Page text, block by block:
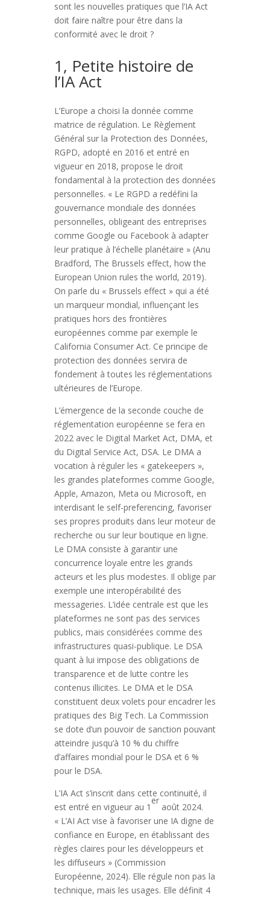
sont les nouvelles pratiques que l’IA Act
doit faire naître pour être dans la
conformité avec le droit ?
1, Petite histoire de
l’IA Act
L’Europe a choisi la donnée comme
matrice de régulation. Le Règlement
Général sur la Protection des Données,
RGPD, adopté en 2016 et entré en
vigueur en 2018, propose le droit
fondamental à la protection des données
personnelles. « Le RGPD a redéfini la
gouvernance mondiale des données
personnelles, obligeant des entreprises
comme Google ou Facebook à adapter
leur pratique à l’échelle planétaire » (Anu
Bradford, The Brussels effect, how the
European Union rules the world, 2019).
On parle du « Brussels effect » qui a été
un marqueur mondial, influençant les
pratiques hors des frontières
européennes comme par exemple le
California Consumer Act. Ce principe de
protection des données servira de
fondement à toutes les réglementations
ultérieures de l’Europe.
L’émergence de la seconde couche de
réglementation européenne se fera en
2022 avec le Digital Market Act, DMA, et
du Digital Service Act, DSA. Le DMA a
vocation à réguler les « gatekeepers »,
les grandes plateformes comme Google,
Apple, Amazon, Meta ou Microsoft, en
interdisant le self-preferencing, favoriser
ses propres produits dans leur moteur de
recherche ou sur leur boutique en ligne.
Le DMA consiste à garantir une
concurrence loyale entre les grands
acteurs et les plus modestes. Il oblige par
exemple une interopérabilité des
messageries. L’idée centrale est que les
plateformes ne sont pas des services
publics, mais considérées comme des
infrastructures quasi-publique. Le DSA
quant à lui impose des obligations de
transparence et de lutte contre les
contenus illicites. Le DMA et le DSA
constituent deux volets pour encadrer les
pratiques des Big Tech. La Commission
se dote d’un pouvoir de sanction pouvant
atteindre jusqu’à 10 % du chiffre
d’affaires mondial pour le DSA et 6 %
pour le DSA.
L’IA Act s’inscrit dans cette continuité, il
est entré en vigueur au 1
er
août 2024.
« L’AI Act vise à favoriser une IA digne de
confiance en Europe, en établissant des
règles claires pour les développeurs et
les diffuseurs » (Commission
Européenne, 2024). Elle régule non pas la
technique, mais les usages. Elle définit 4